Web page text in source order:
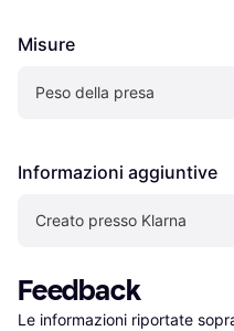
Misure
Peso della presa
Informazioni aggiuntive
Creato presso Klarna
Feedback
Le informazioni riportate